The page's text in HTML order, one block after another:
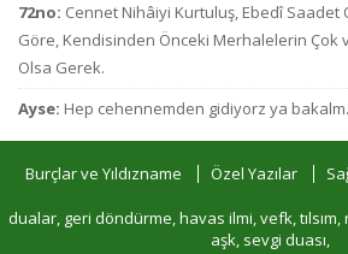
72no: Cennet Nihâiyi Kurtuluş, Ebedî Saadet
Göre, Kendisinden Önceki Merhalelerin Çok
Olsa Gerek.
Ayse: Hep cehennemden gidiyorz ya
Burçlar ve Yıldızname Özel Yazılar
dualar, geri döndürme, havas ilmi, vefk,
aşk, sevgi duası,